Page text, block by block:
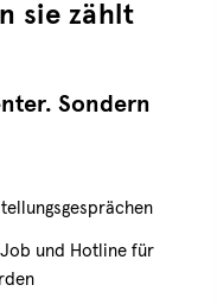
sie zählt
Sondern
und Hotline für